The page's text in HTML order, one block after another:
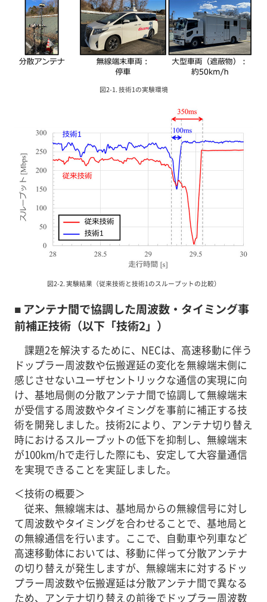
図2-1. 技術1の実験環境
図2-2. 実験結果（従来技術と技術1のスループットの比較）
■ アンテナ間で協調した周波数・タイミング事
前補正技術（以下「技術2」）
課題2を解決するために、NECは、高速移動に伴う
ドップラー周波数や伝搬遅延の変化を無線端末側に
感じさせないユーザセントリックな通信の実現に向
け、基地局側の分散アンテナ間で協調して無線端末
が受信する周波数やタイミングを事前に補正する技
術を開発しました。技術2により、アンテナ切り替え
時におけるスループットの低下を抑制し、無線端末
が100km/hで走行した際にも、安定して大容量通信
を実現できることを実証しました。
＜技術の概要＞
従来、無線端末は、基地局からの無線信号に対し
て周波数やタイミングを合わせることで、基地局と
の無線通信を行います。ここで、自動車や列車など
高速移動体においては、移動に伴って分散アンテナ
の切り替えが発生しますが、無線端末に対するドッ
プラー周波数や伝搬遅延は分散アンテナ間で異なる
ため、アンテナ切り替えの前後でドップラー周波数